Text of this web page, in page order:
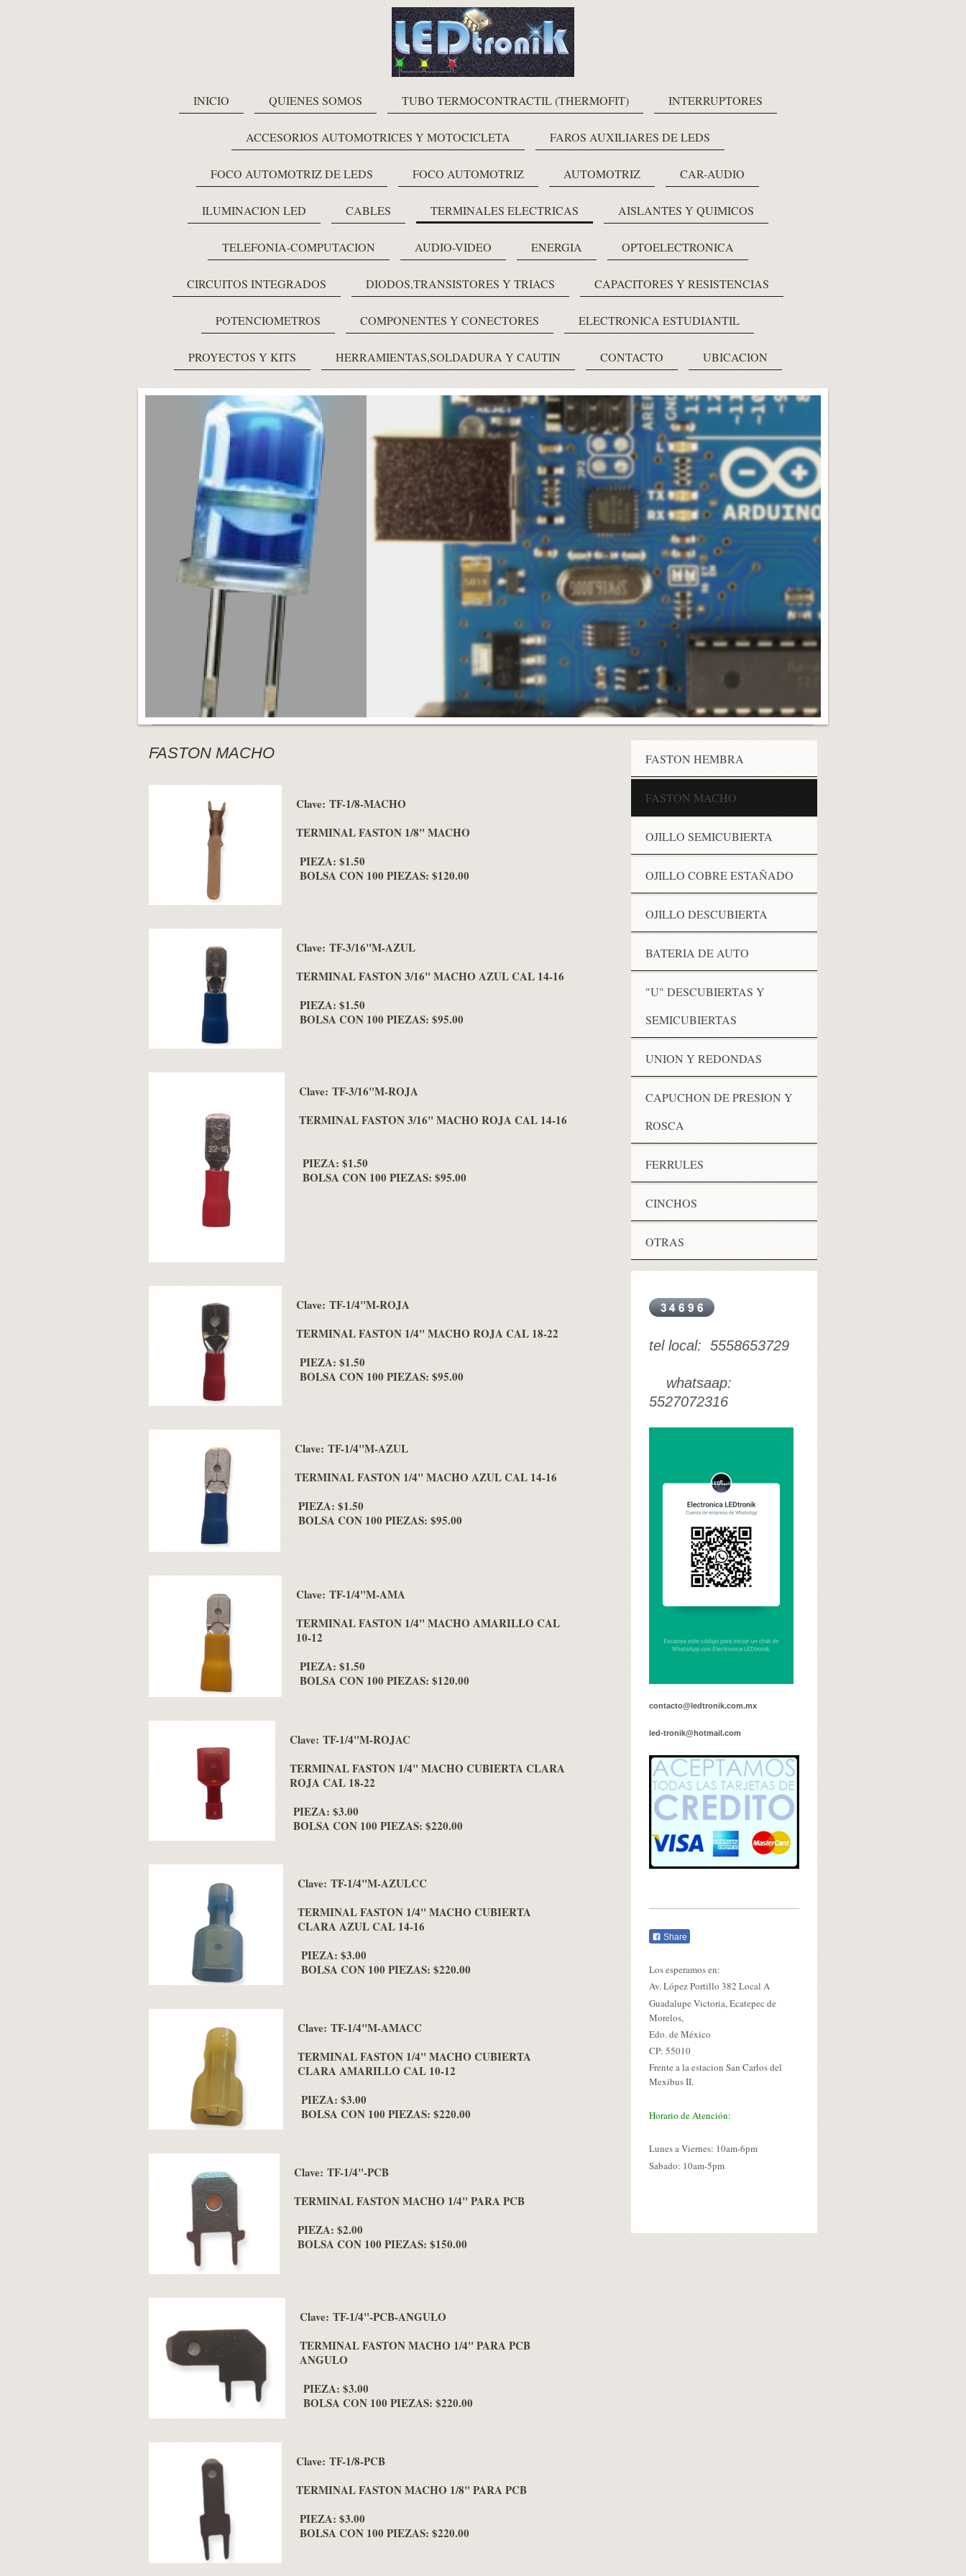
INICIO QUIENES SOMOS TUBO TERMOCONTRACTIL (THERMOFIT) INTERRUPTORES
ACCESORIOS AUTOMOTRICES Y MOTOCICLETA FAROS AUXILIARES DE LEDS
FOCO AUTOMOTRIZ DE LEDS FOCO AUTOMOTRIZ AUTOMOTRIZ CAR-AUDIO
ILUMINACION LED CABLES TERMINALES ELECTRICAS AISLANTES Y QUIMICOS
TELEFONIA-COMPUTACION AUDIO-VIDEO ENERGIA OPTOELECTRONICA
CIRCUITOS INTEGRADOS DIODOS,TRANSISTORES Y TRIACS CAPACITORES Y RESISTENCIAS
POTENCIOMETROS COMPONENTES Y CONECTORES ELECTRONICA ESTUDIANTIL
PROYECTOS Y KITS HERRAMIENTAS,SOLDADURA Y CAUTIN CONTACTO UBICACION
FASTON MACHO
Clave: TF-1/8-MACHO
TERMINAL FASTON 1/8" MACHO
PIEZA: $1.50
BOLSA CON 100 PIEZAS: $120.00
Clave: TF-3/16"M-AZUL
TERMINAL FASTON 3/16" MACHO AZUL CAL 14-16
PIEZA: $1.50
BOLSA CON 100 PIEZAS: $95.00
Clave: TF-3/16"M-ROJA
TERMINAL FASTON 3/16" MACHO ROJA CAL 14-16
PIEZA: $1.50
BOLSA CON 100 PIEZAS: $95.00
Clave: TF-1/4"M-ROJA
TERMINAL FASTON 1/4" MACHO ROJA CAL 18-22
PIEZA: $1.50
BOLSA CON 100 PIEZAS: $95.00
Clave: TF-1/4"M-AZUL
TERMINAL FASTON 1/4" MACHO AZUL CAL 14-16
PIEZA: $1.50
BOLSA CON 100 PIEZAS: $95.00
Clave: TF-1/4"M-AMA
TERMINAL FASTON 1/4" MACHO AMARILLO CAL
10-12
PIEZA: $1.50
BOLSA CON 100 PIEZAS: $120.00
Clave: TF-1/4"M-ROJAC
TERMINAL FASTON 1/4" MACHO CUBIERTA CLARA
ROJA CAL 18-22
PIEZA: $3.00
BOLSA CON 100 PIEZAS: $220.00
Clave: TF-1/4"M-AZULCC
TERMINAL FASTON 1/4" MACHO CUBIERTA
CLARA AZUL CAL 14-16
PIEZA: $3.00
BOLSA CON 100 PIEZAS: $220.00
Clave: TF-1/4"M-AMACC
TERMINAL FASTON 1/4" MACHO CUBIERTA
CLARA AMARILLO CAL 10-12
PIEZA: $3.00
BOLSA CON 100 PIEZAS: $220.00
Clave: TF-1/4"-PCB
TERMINAL FASTON MACHO 1/4" PARA PCB
PIEZA: $2.00
BOLSA CON 100 PIEZAS: $150.00
Clave: TF-1/4"-PCB-ANGULO
TERMINAL FASTON MACHO 1/4" PARA PCB
ANGULO
PIEZA: $3.00
BOLSA CON 100 PIEZAS: $220.00
Clave: TF-1/8-PCB
TERMINAL FASTON MACHO 1/8" PARA PCB
PIEZA: $3.00
BOLSA CON 100 PIEZAS: $220.00
FASTON HEMBRA
FASTON MACHO
OJILLO SEMICUBIERTA
OJILLO COBRE ESTAÑADO
OJILLO DESCUBIERTA
BATERIA DE AUTO
"U" DESCUBIERTAS Y
SEMICUBIERTAS
UNION Y REDONDAS
CAPUCHON DE PRESION Y
ROSCA
FERRULES
CINCHOS
OTRAS
tel local: 5558653729
whatsaap:
5527072316
contacto@ledtronik.com.mx
led-tronik@hotmail.com
Share
Los esperamos en:
Av. López Portillo 382 Local A
Guadalupe Victoria, Ecatepec de
Morelos,
Edo. de México
CP: 55010
Frente a la estacion San Carlos del
Mexibus II.
Horario de Atención:
Lunes a Viernes: 10am-6pm
Sabado: 10am-5pm